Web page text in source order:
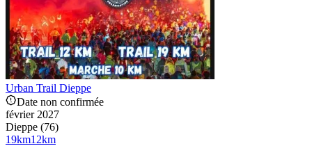
Urban Trail Dieppe
Date non confirmée
février 2027
Dieppe (76)
19km12km